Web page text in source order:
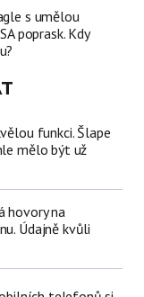
s umělou
poprask. Kdy
funkci. Šlape
mělo být už
hovory na
Údajně kvůli